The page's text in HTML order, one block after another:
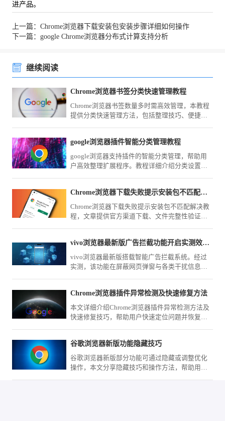
进产品。
上一篇：Chrome浏览器下载安装包安装步骤详细如何操作
下一篇：google Chrome浏览器分布式计算支持分析
继续阅读
Chrome浏览器书签分类快速管理教程
Chrome浏览器书签数量多时需高效管理，本教程
提供分类快速管理方法，包括整理技巧、便捷访
google浏览器插件智能分类管理教程
google浏览器支持插件的智能分类管理，帮助用
户高效整理扩展程序。教程详细介绍分类设置方
Chrome浏览器下载失败提示安装包不匹配如何解决
Chrome浏览器下载失败提示安装包不匹配解决教
程，文章提供官方渠道下载、文件完整性验证及
vivo浏览器最新版广告拦截功能开启实测效果大评测
vivo浏览器最新版搭载智能广告拦截系统。经过
实测，该功能在屏蔽网页弹窗与各类干扰信息方
Chrome浏览器插件异常检测及快速修复方法
本文详细介绍Chrome浏览器插件异常检测方法及
快速修复技巧，帮助用户快速定位问题并恢复插
谷歌浏览器新版功能隐藏技巧
谷歌浏览器新版部分功能可通过隐藏或调整优化
操作，本文分享隐藏技巧和操作方法，帮助用户